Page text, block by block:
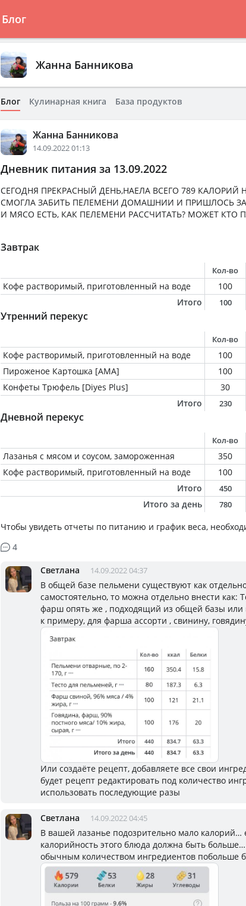
Блог
Жанна Банникова
Блог Кулинарная книга База продуктов
Жанна Банникова
14.09.2022 01:13
Дневник питания за 13.09.2022
СЕГОДНЯ ПРЕКРАСНЫЙ ДЕНЬ,НАЕЛА ВСЕГО 789
СМОГЛА ЗАБИТЬ ПЕЛЕМЕНИ ДОМАШНИИ И ПРИШЛОСЬ
И МЯСО ЕСТЬ, КАК ПЕЛЕМЕНИ РАССЧИТАТЬ? МОЖЕТ КТО
Завтрак
Кол-во
Кофе растворимый, приготовленный на воде 100
Итого
100
Утренний перекус
Кол-во
Кофе растворимый, приготовленный на воде 100
Пироженое Картошка [АМА]
100
Конфеты Трюфель [Diyes Plus]
30
Итого
230
Дневной перекус
Кол-во
Лазанья с мясом и соусом, замороженная 350
Кофе растворимый, приготовленный на воде
100
Итого
450
Итого за день 780
Чтобы увидеть отчеты по питанию и график веса,
4
Светлана 14.09.2022 04:37
В общей базе пельмени существуют как
самостоятельно, то можна отдельно внести как:
фарш опять же , подходящий из общей базы или
к примеру, для фарша ассорти , свинину,
Или создаёте рецепт, добавляете все свои
будет рецепт редактировать под количество
использовать последующие разы
Светлана 14.09.2022 04:45
В вашей лазанье подозрительно мало калорий…
калорийность этого блюда должна быть
обычным количеством ингредиентов побольше